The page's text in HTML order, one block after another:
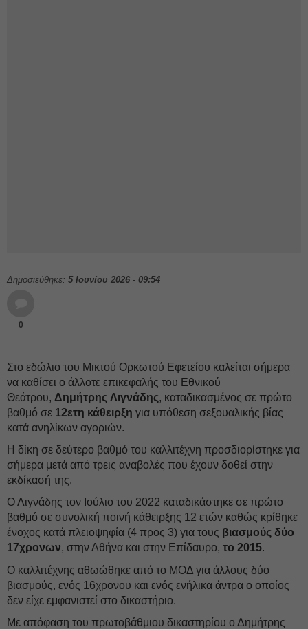
Δημοσιεύθηκε: 5 Ιουνίου 2026 - 09:54
0
Στο εδώλιο του Μικτού Ορκωτού Εφετείου καλείται σήμερα
να καθίσει ο άλλοτε επικεφαλής του Εθνικού
Θεάτρου, Δημήτρης Λιγνάδης, καταδικασμένος σε πρώτο
βαθμό σε 12ετη κάθειρξη για υπόθεση σεξουαλικής βίας
κατά ανηλίκων αγοριών.
Η δίκη σε δεύτερο βαθμό του καλλιτέχνη προσδιορίστηκε για
σήμερα μετά από τρεις αναβολές που έχουν δοθεί στην
εκδίκασή της.
Ο Λιγνάδης τον Ιούλιο του 2022 καταδικάστηκε σε πρώτο
βαθμό σε συνολική ποινή κάθειρξης 12 ετών καθώς κρίθηκε
ένοχος κατά πλειοψηφία (4 προς 3) για τους βιασμούς δύο
17χρονων, στην Αθήνα και στην Επίδαυρο, το 2015.
Ο καλλιτέχνης αθωώθηκε από το ΜΟΔ για άλλους δύο
βιασμούς, ενός 16χρονου και ενός ενήλικα άντρα ο οποίος
δεν είχε εμφανιστεί στο δικαστήριο.
Με απόφαση του πρωτοβάθμιου δικαστηρίου ο Δημήτρης